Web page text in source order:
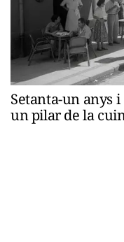
Setanta-un anys
un pilar de la